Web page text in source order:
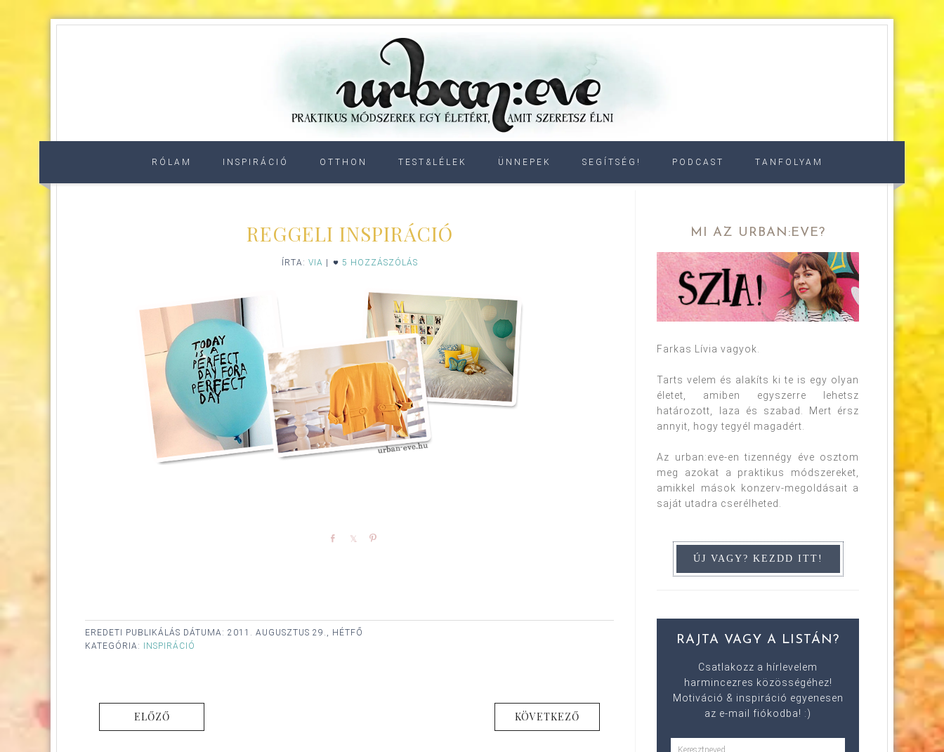
RÓLAM INSPIRÁCIÓ OTTHON TEST&LÉLEK ÜNNEPEK SEGÍTSÉG! PODCAST TANFOLYAM
REGGELI INSPIRÁCIÓ
ÍRTA: VIA 5 HOZZÁSZÓLÁS
Share Share
EREDETI PUBLIKÁLÁS DÁTUMA: 2011. AUGUSZTUS 29., HÉTFŐ
KATEGÓRIA: INSPIRÁCIÓ
ELŐZŐ KÖVETKEZŐ
MI AZ URBAN:EVE?
Farkas Lívia vagyok.
Tarts velem és alakíts ki te is egy olyan
életet, amiben egyszerre lehetsz
határozott, laza és szabad. Mert érsz
annyit, hogy tegyél magadért.
Az urban:eve-en tizennégy éve osztom
meg azokat a praktikus módszereket,
amikkel mások konzerv-megoldásait a
saját utadra cserélheted.
RAJTA VAGY A LISTÁN?
Csatlakozz a hírlevelem
harmincezres közösségéhez!
Motiváció & inspiráció egyenesen
az e-mail fiókodba! :)